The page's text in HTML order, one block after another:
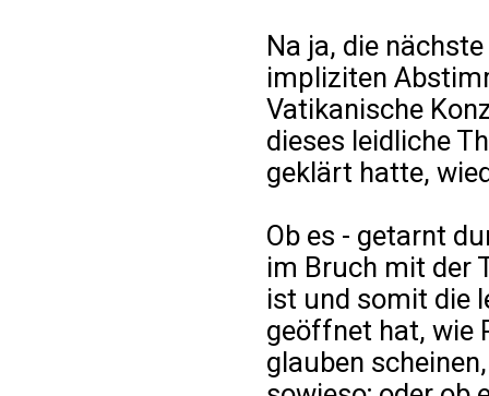
Na ja, die
impliziten
Vatikanische
dieses leidliche
geklärt hatte,
Ob es - getarnt
im Bruch mit der
ist und somit die
geöffnet hat, wie
glauben